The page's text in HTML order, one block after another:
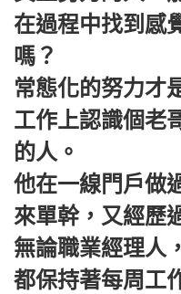
在過程中找到感
嗎？
常態化的努力才
工作上認識個老
的人。
他在一線門戶做
來單幹，又經歷
無論職業經理人
都保持著每周工